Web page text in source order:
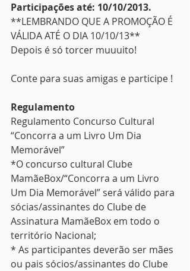
Participações até: 10/10/2013.
**LEMBRANDO QUE A PROMOÇÃO É
VÁLIDA ATÉ O DIA 10/10/13**
Depois é só torcer muuuito!
Conte para suas amigas e participe !
Regulamento
Regulamento Concurso Cultural
“Concorra a um Livro Um Dia
Memorável”
*O concurso cultural Clube
MamãeBox/“Concorra a um Livro
Um Dia Memorável” será válido para
sócias/assinantes do Clube de
Assinatura MamãeBox em todo o
território Nacional;
* As participantes deverão ser mães
ou pais sócios/assinantes do Clube